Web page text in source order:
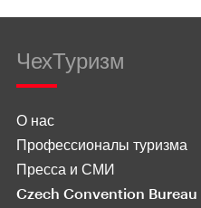
ЧехТуризм
О нас
Профессионалы туризма
Пресса и СМИ
Czech Convention Bureau